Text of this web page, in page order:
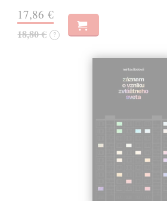
17,86 €
18,80 € ?